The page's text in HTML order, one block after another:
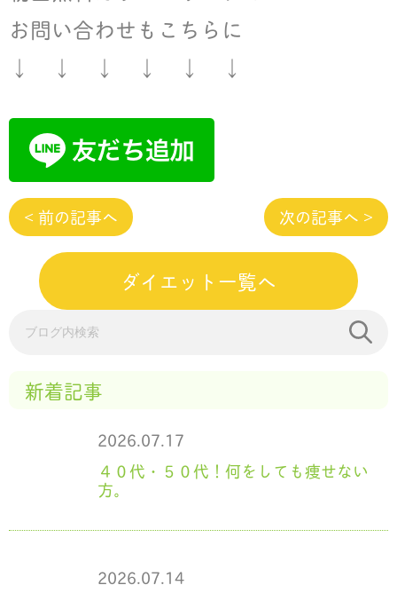
新着記事
2026.07.17
４０代・５０代！何をしても痩せない
方。
2026.07.14
お問い合わせもこちらに
↓ ↓ ↓ ↓ ↓ ↓
< 前の記事へ 次の記事へ >
ダイエット一覧へ